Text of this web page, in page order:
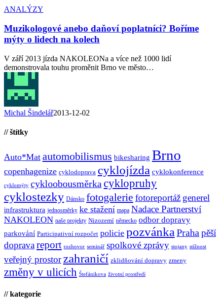
ANALÝZY
Muzikologové anebo daňoví poplatníci? Boříme
mýty o lidech na kolech
V září 2013 jízda NAKOLEONa a více než 1000 lidí
demonstrovala touhu proměnit Brno ve město…
Michal Šindelář2013-12-02
// štítky
Auto*Mat automobilismus bikesharing Brno
copenhagenize cyklodoprava cyklojízda cyklokonference
cyklomýty cykloobousměrka cyklopruhy
cyklostezky Dánsko fotogalerie fotoreportáž generel
infrastruktura jednosměrky ke stažení mapa Nadace Partnerství
NAKOLEON naše projekty Nizozemí německo odbor dopravy
parkování Participativní rozpočet policie pozvánka Praha pěší
dopravareport rozhovor seminář spolkové zprávy stojany stížnost
veřejný prostor zahraničí zklidňování dopravy zmeny
změny v ulicích Štefánikova životní prostředí
// kategorie